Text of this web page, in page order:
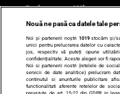
Scrie-ne pe Whatsapp
Știri
Ultimele stiri
Diete
Nouă ne pasă ca datele tale
Noi și partenerii noștri 1019stocăm și/
unici pentru prelucrarea datelor cu
jos, respectiv vă puteți opune
confidențialitate. Aceste alegeri vor fi
Noi si partenerii nostri (retelele de
servicii de date analitice) prelucram
continutul si anunturile publicitare
functionalitati aferente retelelor de
prevazute de art. 15-22 din GDPR in